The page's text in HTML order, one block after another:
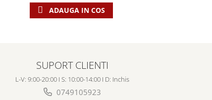
ADAUGA IN COS
SUPORT CLIENTI
L-V: 9:00-20:00 I S: 10:00-14:00 I D: Inchis
0749105923